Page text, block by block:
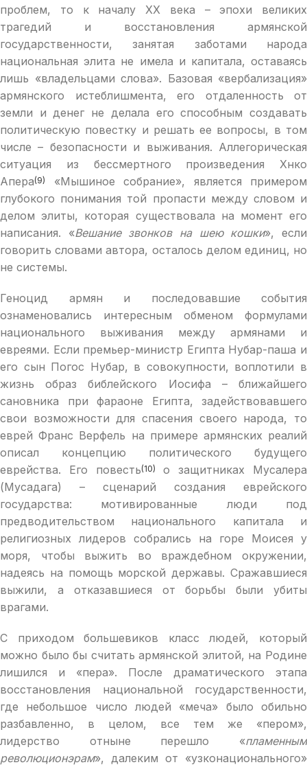
проблем, то к началу XX века – эпохи великих
трагедий и восстановления армянской
государственности, занятая заботами народа
национальная элита не имела и капитала, оставаясь
лишь «владельцами слова». Базовая «вербализация»
армянского истеблишмента, его отдаленность от
земли и денег не делала его способным создавать
политическую повестку и решать ее вопросы, в том
числе – безопасности и выживания. Аллегорическая
ситуация из бессмертного произведения Хнко
Апера(9)
«Мышиное собрание», является примером
глубокого понимания той пропасти между словом и
делом элиты, которая существовала на момент его
написания. «Вешание звонков на шею кошки», если
говорить словами автора, осталось делом единиц, но
не системы.
Геноцид армян и последовавшие события
ознаменовались интересным обменом формулами
национального выживания между армянами и
евреями. Если премьер-министр Египта Нубар-паша и
его сын Погос Нубар, в совокупности, воплотили в
жизнь образ библейского Иосифа – ближайшего
сановника при фараоне Египта, задействовавшего
свои возможности для спасения своего народа, то
еврей Франс Верфель на примере армянских реалий
описал концепцию политического будущего
еврейства. Его повесть(10)
о защитниках Мусалера
(Мусадага) – сценарий создания еврейского
государства: мотивированные люди под
предводительством национального капитала и
религиозных лидеров собрались на горе Моисея у
моря, чтобы выжить во враждебном окружении,
надеясь на помощь морской державы. Сражавшиеся
выжили, а отказавшиеся от борьбы были убиты
врагами.
С приходом большевиков класс людей, который
можно было бы считать армянской элитой, на Родине
лишился и «пера». После драматического этапа
восстановления национальной государственности,
где небольшое число людей «меча» было обильно
разбавленно, в целом, все тем же «пером»,
лидерство отныне перешло «пламенным
революционэрам», далеким от «узконационального»